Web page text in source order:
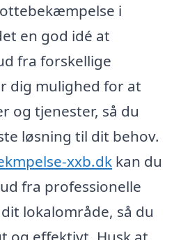
i
en god idé at
fra forskellige
dig mulighed for at
og tjenester, så du
løsning til dit behov.
xxb.dk kan du
fra professionelle
lokalområde, så du